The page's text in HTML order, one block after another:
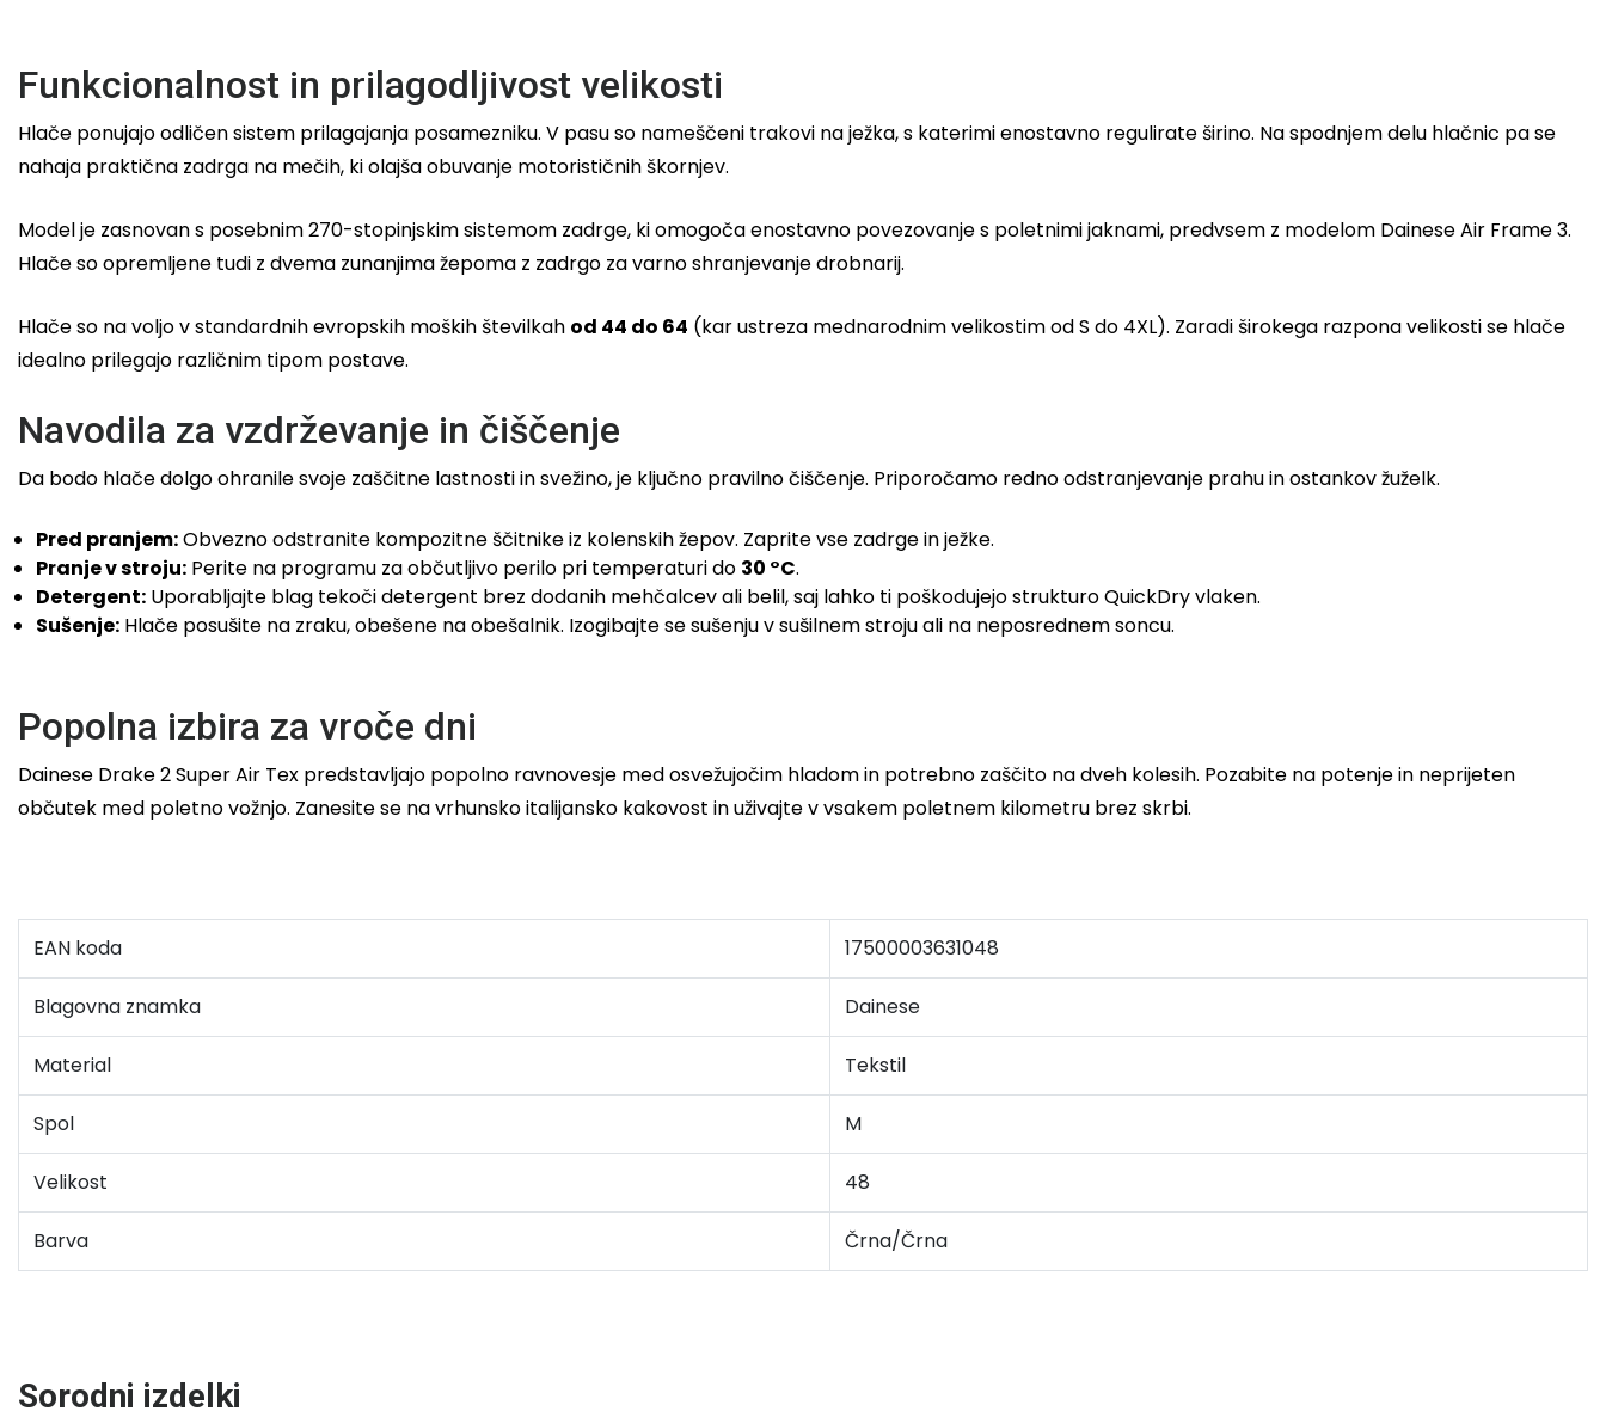
Funkcionalnost in prilagodljivost velikosti
Hlače ponujajo odličen sistem prilagajanja posamezniku. V pasu so nameščeni trakovi na ježka, s katerimi enostavno regulirate širino. Na spodnjem delu hlačnic pa se
nahaja praktična zadrga na mečih, ki olajša obuvanje motorističnih škornjev.
Model je zasnovan s posebnim 270-stopinjskim sistemom zadrge, ki omogoča enostavno povezovanje s poletnimi jaknami, predvsem z modelom Dainese Air Frame 3.
Hlače so opremljene tudi z dvema zunanjima žepoma z zadrgo za varno shranjevanje drobnarij.
Hlače so na voljo v standardnih evropskih moških številkah od 44 do 64 (kar ustreza mednarodnim velikostim od S do 4XL). Zaradi širokega razpona velikosti se hlače
idealno prilegajo različnim tipom postave.
Navodila za vzdrževanje in čiščenje
Da bodo hlače dolgo ohranile svoje zaščitne lastnosti in svežino, je ključno pravilno čiščenje. Priporočamo redno odstranjevanje prahu in ostankov žuželk.
Pred pranjem:Obvezno odstranite kompozitne ščitnike iz kolenskih žepov. Zaprite vse zadrge in ježke.
Pranje v stroju: Perite na programu za občutljivo perilo pri temperaturi do 30 °C.
Detergent: Uporabljajte blag tekoči detergent brez dodanih mehčalcev ali belil, saj lahko ti poškodujejo strukturo QuickDry vlaken.
Sušenje: Hlače posušite na zraku, obešene na obešalnik. Izogibajte se sušenju v sušilnem stroju ali na neposrednem soncu.
Popolna izbira za vroče dni
Dainese Drake 2 Super Air Tex predstavljajo popolno ravnovesje med osvežujočim hladom in potrebno zaščito na dveh kolesih. Pozabite na potenje in neprijeten
občutek med poletno vožnjo. Zanesite se na vrhunsko italijansko kakovost in uživajte v vsakem poletnem kilometru brez skrbi.
EAN koda 17500003631048
Blagovna znamka Dainese
Material Tekstil
Spol M
Velikost 48
Barva Črna/Črna
Sorodni izdelki